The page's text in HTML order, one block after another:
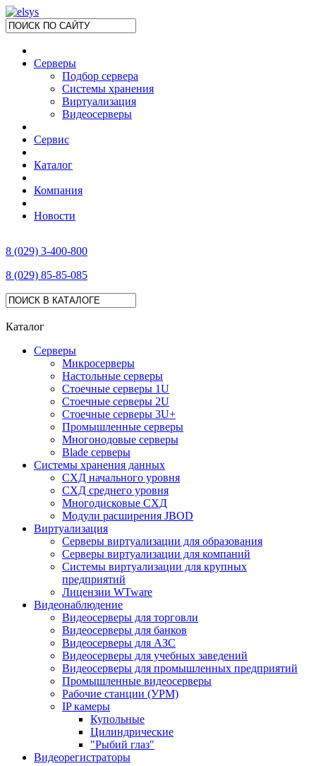
Серверы
Подбор сервера
Системы хранения
Виртуализация
Видеосерверы
Сервис
Каталог
Компания
Новости
8 (029) 3-400-800
8 (029) 85-85-085
Каталог
Серверы
Микросерверы
Настольные серверы
Стоечные серверы 1U
Стоечные серверы 2U
Стоечные серверы 3U+
Промышленные серверы
Многонодовые серверы
Blade серверы
Системы хранения данных
СХД начального уровня
СХД среднего уровня
Многодисковые СХД
Модули расширения JBOD
Виртуализация
Серверы виртуализации для образования
Серверы виртуализации для компаний
Системы виртуализации для крупных
предприятий
Лицензии WTware
Видеонаблюдение
Видеосерверы для торговли
Видеосерверы для банков
Видеосерверы для АЗС
Видеосерверы для учебных заведений
Видеосерверы для промышленных предприятий
Промышленные видеосерверы
Рабочие станции (УРМ)
IP камеры
Купольные
Цилиндрические
"Рыбий глаз"
Видеорегистраторы